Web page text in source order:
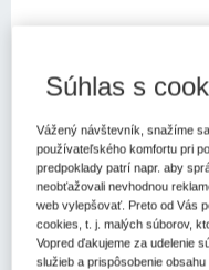
pre verejné obstarávanie
zákona č. 343/2015 Z.z. o
doplnení xxxxxxxxxx
xxxxxx xxx xxxxxx x
xxxxxxxx xxxx
(zákazka s nízkou
Súhlas s
Vážený návštevník, snažíme
používateľského komfortu pri
predpoklady patrí napr. aby
neobťažovali nevhodnou
web vylepšovať. Preto od Vás
cookies, t. j. malých súborov,
Vopred ďakujeme za udelenie
služieb a prispôsobenie